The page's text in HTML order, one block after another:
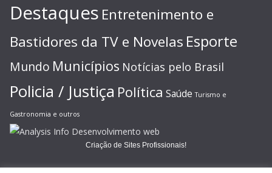
Destaques Entretenimento e
Bastidores da TV e Novelas Esporte
Mundo Municípios Notícias pelo Brasil
Policia / Justiça Política Saúde Turismo e
Gastronomia e outros
Criação de Sites Profissionais!